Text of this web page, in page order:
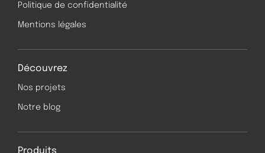
Politique de confidentialité
Mentions légales
Découvrez
Nos projets
Notre blog
Produits